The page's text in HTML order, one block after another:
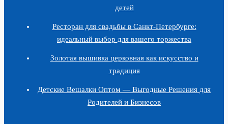
детей
Ресторан для свадьбы в Санкт-Петербурге:
идеальный выбор для вашего торжества
Золотая вышивка церковная как искусство и
традиция
Детские Вешалки Оптом — Выгодные Решения для
Родителей и Бизнесов